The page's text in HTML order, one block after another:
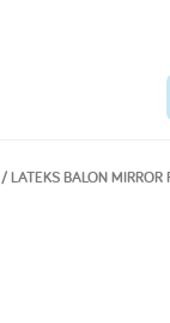
/ LATEKS BALON MIRROR